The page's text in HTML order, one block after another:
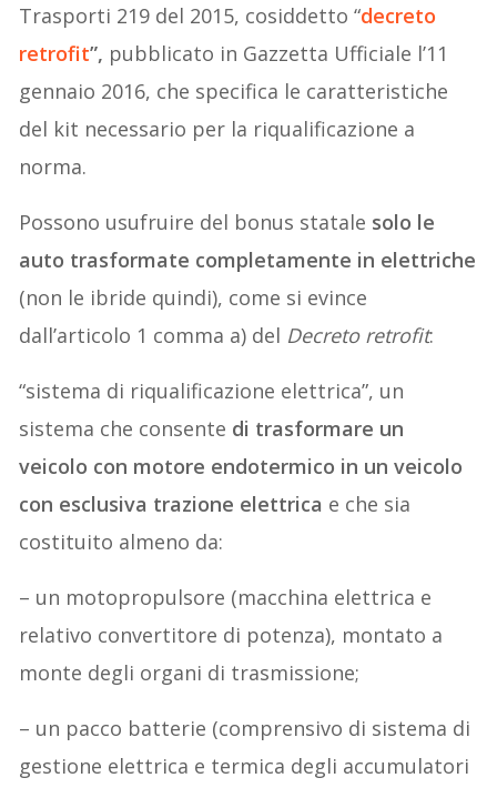
Trasporti 219 del 2015, cosiddetto “decreto
retrofit”, pubblicato in Gazzetta Ufficiale l’11
gennaio 2016, che specifica le caratteristiche
del kit necessario per la riqualificazione a
norma.
Possono usufruire del bonus statale solo le
auto trasformate completamente in elettriche
(non le ibride quindi), come si evince
dall’articolo 1 comma a) del Decreto retrofit:
“sistema di riqualificazione elettrica”, un
sistema che consente di trasformare un
veicolo con motore endotermico in un veicolo
con esclusiva trazione elettrica e che sia
costituito almeno da:
– un motopropulsore (macchina elettrica e
relativo convertitore di potenza), montato a
monte degli organi di trasmissione;
– un pacco batterie (comprensivo di sistema di
gestione elettrica e termica degli accumulatori